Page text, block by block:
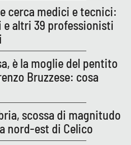
cerca medici e tecnici:
e altri 39 professionisti
è la moglie del pentito
Bruzzese: cosa
scossa di magnitudo
nord-est di Celico